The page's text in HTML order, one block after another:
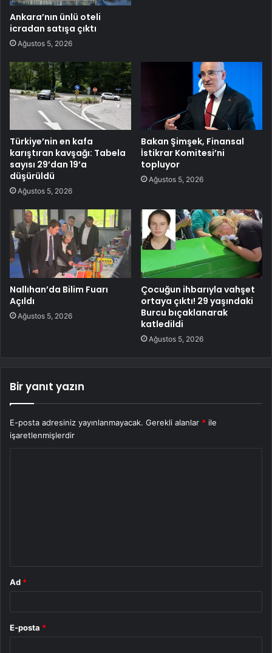
Ankara’nın ünlü oteli
icradan satışa çıktı
Ağustos 5, 2026
Türkiye’nin en kafa
karıştıran kavşağı: Tabela
sayısı 29’dan 19’a
düşürüldü
Ağustos 5, 2026
Bakan Şimşek, Finansal
İstikrar Komitesi’ni
topluyor
Ağustos 5, 2026
Nallıhan’da Bilim Fuarı
Açıldı
Ağustos 5, 2026
Çocuğun ihbarıyla vahşet
ortaya çıktı! 29 yaşındaki
Burcu bıçaklanarak
katledildi
Ağustos 5, 2026
Bir yanıt yazın
E-posta adresiniz yayınlanmayacak. Gerekli alanlar * ile
işaretlenmişlerdir
Ad *
E-posta *